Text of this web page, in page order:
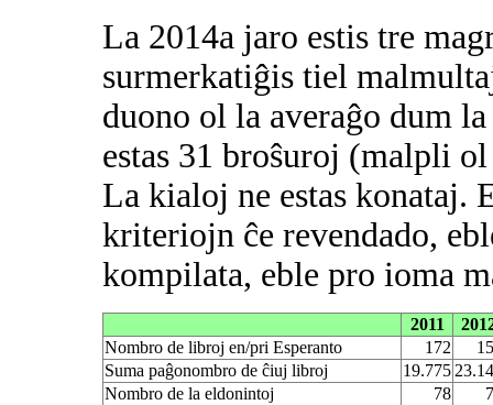
La 2014a jaro estis tre
surmerkatiĝis tiel
duono ol la averaĝo dum
estas 31 broŝuroj (malpli
La kialoj ne estas
kriteriojn ĉe revendado,
kompilata, eble pro ioma
2011
Nombro de libroj en/pri Esperanto
172
Suma paĝonombro de ĉiuj libroj
19.775
Nombro de la eldonintoj
78